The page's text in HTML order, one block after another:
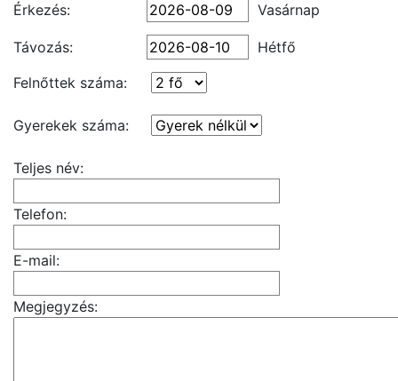
Érkezés: Vasárnap
Távozás:
Hétfő
Felnőttek száma:
Gyerekek száma:
Teljes név:
Telefon:
E-mail:
Megjegyzés: